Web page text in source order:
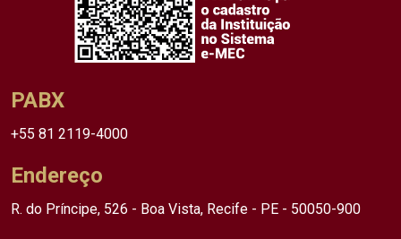
PABX
+55 81 2119-4000
Endereço
R. do Príncipe, 526 - Boa Vista, Recife - PE - 50050-900